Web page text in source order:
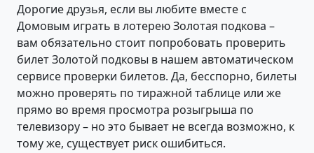
Дорогие друзья, если вы любите вместе с
Домовым играть в лотерею Золотая подкова –
вам обязательно стоит попробовать проверить
билет Золотой подковы в нашем автоматическом
сервисе проверки билетов. Да, бесспорно, билеты
можно проверять по тиражной таблице или же
прямо во время просмотра розыгрыша по
телевизору – но это бывает не всегда возможно, к
тому же, существует риск ошибиться.